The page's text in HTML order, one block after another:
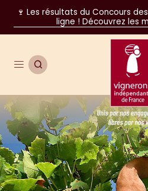
🍷 Les résultats du Concours
ligne ! Découvrez les
Ouvrir le menu de
OUVRIR LA RECHERCHE
Unis par